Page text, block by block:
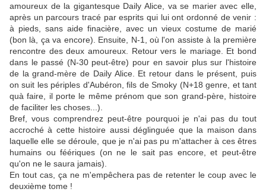
amoureux de la gigantesque Daily Alice, va se marier avec elle,
après un parcours tracé par esprits qui lui ont ordonné de venir :
à pieds, sans aide finacière, avec un vieux costume de marié
(bon là, ça va encore). Ensuite, N-1, où l'on assiste à la première
rencontre des deux amoureux. Retour vers le mariage. Et bond
dans le passé (N-30 peut-être) pour en savoir plus sur l'histoire
de la grand-mère de Daily Alice. Et retour dans le présent, puis
on suit les périples d'Aubéron, fils de Smoky (N+18 genre, et tant
quà faire, il porte le même prénom que son grand-père, histoire
de faciliter les choses...).
Bref, vous comprendrez peut-être pourquoi je n'ai pas du tout
accroché à cette histoire aussi déglinguée que la maison dans
laquelle elle se déroule, que je n'ai pas pu m'attacher à ces êtres
humains ou féériques (on ne le sait pas encore, et peut-être
qu'on ne le saura jamais).
En tout cas, ça ne m'empêchera pas de retenter le coup avec le
deuxième tome !